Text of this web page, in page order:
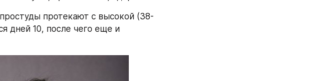
протекают с высокой (38-
дней 10, после чего еще и